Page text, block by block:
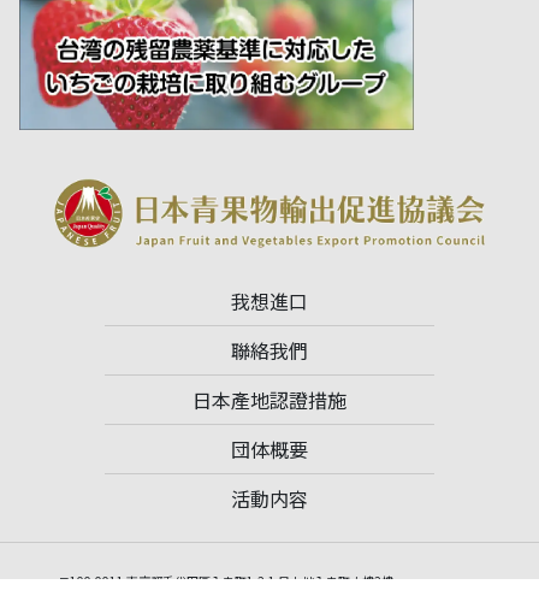
我想進口
聯絡我們
日本產地認證措施
団体概要
活動内容
〒100-0011 東京都千代田區內幸町1-2-1 日土地內幸町大樓2樓